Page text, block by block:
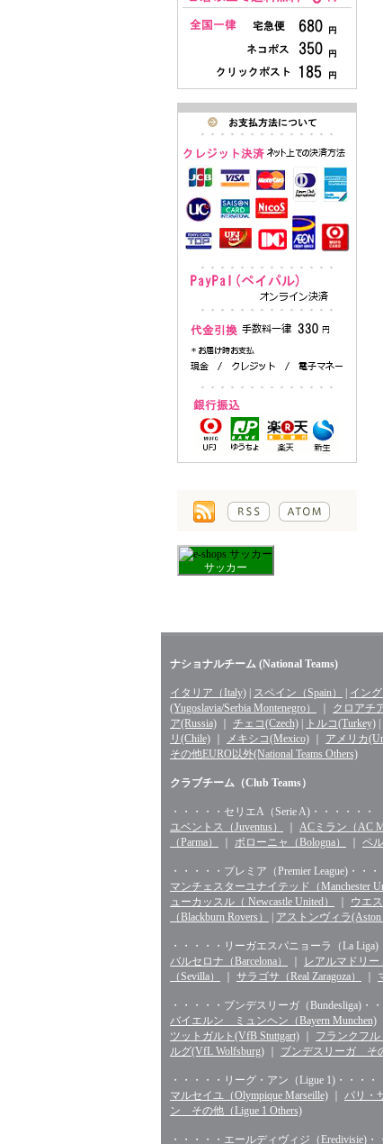
サッカー
ナショナルチーム (National Teams)
イタリア（Italy) スペイン（Spain） イング
(Yugoslavia/Serbia Montenegro）
クロアチ
ア(Russia)
チェコ(Czech) トルコ(Turkey)
リ(Chile)
メキシコ(Mexico) アメリカ
その他EURO以外(National Teams Others)
クラブチーム（Club Teams）
・・・・・セリエA（Serie A)・・・・・・
ユベントス（Juventus）
ACミラン（AC
（Parma）
ボローニャ（Bologna） ペ
・・・・・プレミア（Premier League)・・・
マンチェスターユナイテッド（Manchester
ューカッスル（ Newcastle United）
ウエ
（Blackburn Rovers）
アストンヴィラ
・・・・・リーガエスパニョーラ（La Liga)
バルセロナ（Barcelona）
レアルマドリー
（Sevilla）
サラゴサ（Real Zaragoza）
・・・・・ブンデスリーガ（Bundesliga)・・
バイエルン ミュンヘン（Bayern Munchen)
ツットガルト(VfB Stuttgart)
フランクフル
ルグ(VfL Wolfsburg)
ブンデスリーガ そ
・・・・・リーグ・アン（Ligue 1)・・・・
マルセイユ（Olympique Marseille)
パリ・
ン その他（Ligue 1 Others)
・・・・・エールディヴィジ（Eredivisie)・